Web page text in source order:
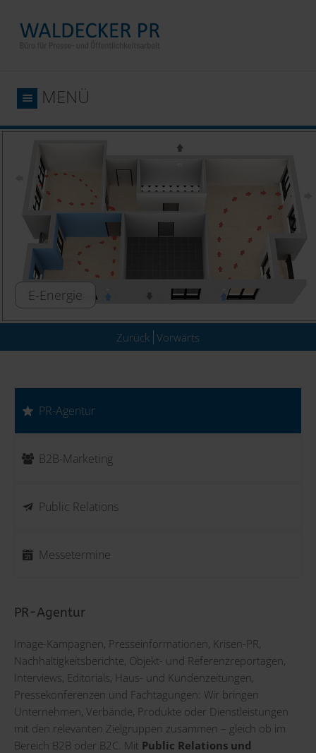
MENÜ
E-Energie
Zurück Vorwärts
PR-Agentur
B2B-Marketing
Public Relations
Messetermine
PR-Agentur
Image-Kampagnen, Presseinformationen, Krisen-PR,
Nachhaltigkeitsberichte, Objekt- und Referenzreportagen,
Interviews, Editorials, Haus- und Kundenzeitungen,
Pressekonferenzen und Fachtagungen: Wir bringen
Unternehmen, Verbände, Produkte oder Dienstleistungen
mit den relevanten Zielgruppen zusammen – gleich ob im
Bereich B2B oder B2C. Mit Public Relations und